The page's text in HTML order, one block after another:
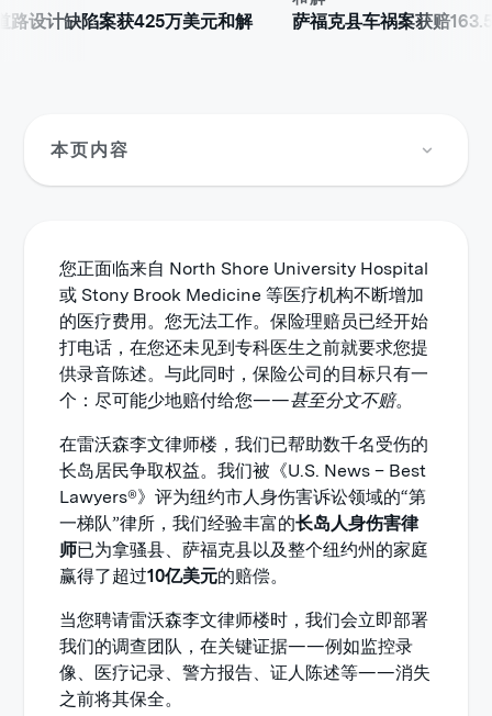
缺陷案获425万美元和解
萨福克县车祸案获赔163.5万美元
您正面临来自 North Shore University Hospital
或 Stony Brook Medicine 等医疗机构不断增加
的医疗费用。您无法工作。保险理赔员已经开始
打电话，在您还未见到专科医生之前就要求您提
供录音陈述。与此同时，保险公司的目标只有一
个：尽可能少地赔付给您——甚至分文不赔。
在雷沃森李文律师楼，我们已帮助数千名受伤的
长岛居民争取权益。我们被《U.S. News – Best
Lawyers®》评为纽约市人身伤害诉讼领域的“第
一梯队”律所，我们经验丰富的长岛人身伤害律
师已为拿骚县、萨福克县以及整个纽约州的家庭
赢得了超过10亿美元的赔偿。
当您聘请雷沃森李文律师楼时，我们会立即部署
我们的调查团队，在关键证据——例如监控录
像、医疗记录、警方报告、证人陈述等——消失
之前将其保全。
本页内容